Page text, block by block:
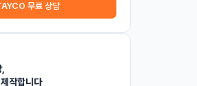
무료 상담
,
작합니다